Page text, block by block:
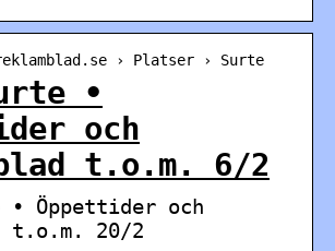
› Platser › Surte
•
och
t.o.m. 6/2
• Öppettider och
t.o.m. 20/2